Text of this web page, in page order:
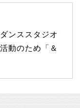
ンススタジオ
動のため「＆